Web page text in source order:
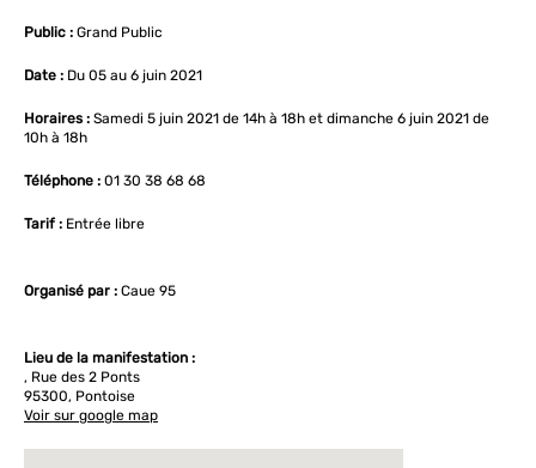
Public : Grand Public
Date : Du 05 au 6 juin 2021
Horaires : Samedi 5 juin 2021 de 14h à 18h et dimanche 6 juin 2021 de
10h à 18h
Téléphone : 01 30 38 68 68
Tarif : Entrée libre
Organisé par : Caue 95
Lieu de la manifestation :
, Rue des 2 Ponts
95300, Pontoise
Voir sur google map